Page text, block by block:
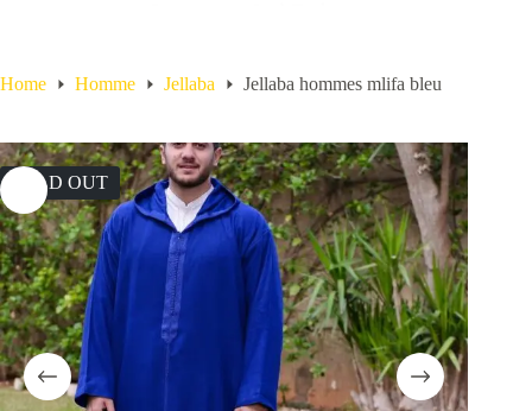
Home Homme Jellaba Jellaba hommes mlifa bleu
SOLD OUT